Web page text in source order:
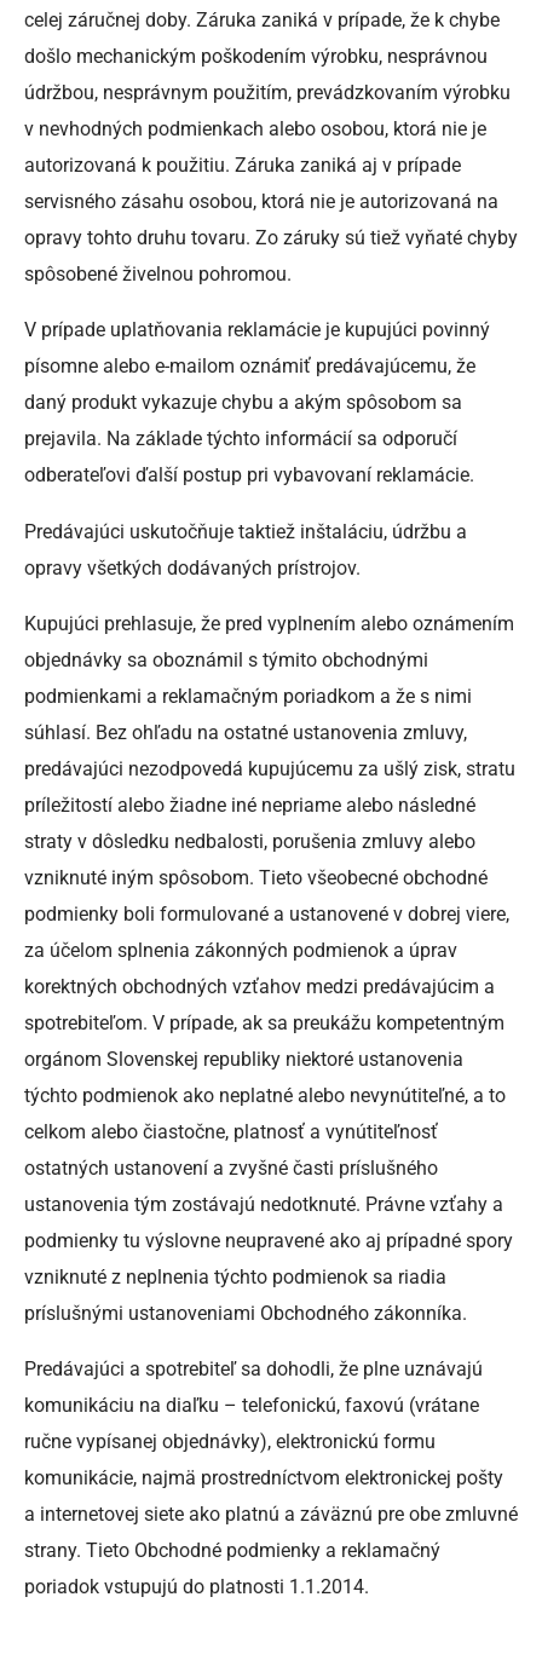
celej záručnej doby. Záruka zaniká v prípade, že k chybe
došlo mechanickým poškodením výrobku, nesprávnou
údržbou, nesprávnym použitím, prevádzkovaním výrobku
v nevhodných podmienkach alebo osobou, ktorá nie je
autorizovaná k použitiu. Záruka zaniká aj v prípade
servisného zásahu osobou, ktorá nie je autorizovaná na
opravy tohto druhu tovaru. Zo záruky sú tiež vyňaté chyby
spôsobené živelnou pohromou.
V prípade uplatňovania reklamácie je kupujúci povinný
písomne alebo e-mailom oznámiť predávajúcemu, že
daný produkt vykazuje chybu a akým spôsobom sa
prejavila. Na základe týchto informácií sa odporučí
odberateľovi ďalší postup pri vybavovaní reklamácie.
Predávajúci uskutočňuje taktiež inštaláciu, údržbu a
opravy všetkých dodávaných prístrojov.
Kupujúci prehlasuje, že pred vyplnením alebo oznámením
objednávky sa oboznámil s týmito obchodnými
podmienkami a reklamačným poriadkom a že s nimi
súhlasí. Bez ohľadu na ostatné ustanovenia zmluvy,
predávajúci nezodpovedá kupujúcemu za ušlý zisk, stratu
príležitostí alebo žiadne iné nepriame alebo následné
straty v dôsledku nedbalosti, porušenia zmluvy alebo
vzniknuté iným spôsobom. Tieto všeobecné obchodné
podmienky boli formulované a ustanovené v dobrej viere,
za účelom splnenia zákonných podmienok a úprav
korektných obchodných vzťahov medzi predávajúcim a
spotrebiteľom. V prípade, ak sa preukážu kompetentným
orgánom Slovenskej republiky niektoré ustanovenia
týchto podmienok ako neplatné alebo nevynútiteľné, a to
celkom alebo čiastočne, platnosť a vynútiteľnosť
ostatných ustanovení a zvyšné časti príslušného
ustanovenia tým zostávajú nedotknuté. Právne vzťahy a
podmienky tu výslovne neupravené ako aj prípadné spory
vzniknuté z neplnenia týchto podmienok sa riadia
príslušnými ustanoveniami Obchodného zákonníka.
Predávajúci a spotrebiteľ sa dohodli, že plne uznávajú
komunikáciu na diaľku – telefonickú, faxovú (vrátane
ručne vypísanej objednávky), elektronickú formu
komunikácie, najmä prostredníctvom elektronickej pošty
a internetovej siete ako platnú a záväznú pre obe zmluvné
strany. Tieto Obchodné podmienky a reklamačný
poriadok vstupujú do platnosti 1.1.2014.